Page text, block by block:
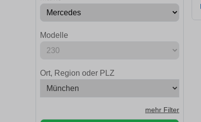
Modelle
Ort, Region oder PLZ
mehr Filter